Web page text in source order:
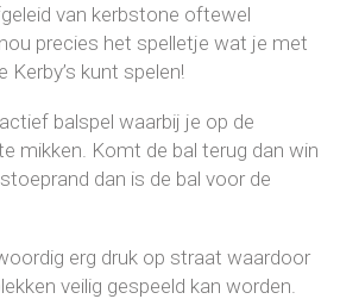
van kerbstone oftewel
precies het spelletje wat je met
Kerby’s kunt spelen!
balspel waarbij je op de
mikken. Komt de bal terug dan win
dan is de bal voor de
erg druk op straat waardoor
veilig gespeeld kan worden.